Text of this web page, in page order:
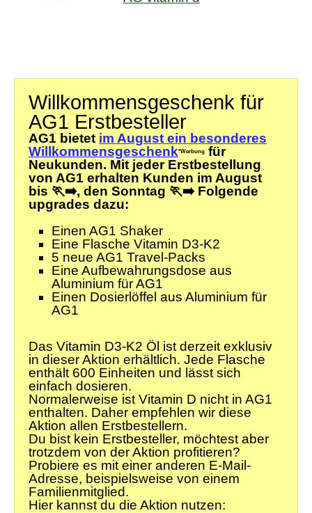
Willkommensgeschenk für
AG1 Erstbesteller
AG1 bietet im August ein besonderes
Willkommensgeschenk*Werbung für
Neukunden. Mit jeder Erstbestellung
von AG1 erhalten Kunden im August
bis 🏃‍➡️, den Sonntag 🏃‍➡️Folgende
upgrades dazu:
Einen AG1 Shaker
Eine Flasche Vitamin D3-K2
5 neue AG1 Travel-Packs
Eine Aufbewahrungsdose aus
Aluminium für AG1
Einen Dosierlöffel aus Aluminium für
AG1
Das Vitamin D3-K2 Öl ist derzeit exklusiv
in dieser Aktion erhältlich. Jede Flasche
enthält 600 Einheiten und lässt sich
einfach dosieren.
Normalerweise ist Vitamin D nicht in AG1
enthalten. Daher empfehlen wir diese
Aktion allen Erstbestellern.
Du bist kein Erstbesteller, möchtest aber
trotzdem von der Aktion profitieren?
Probiere es mit einer anderen E-Mail-
Adresse, beispielsweise von einem
Familienmitglied.
Hier kannst du die Aktion nutzen: